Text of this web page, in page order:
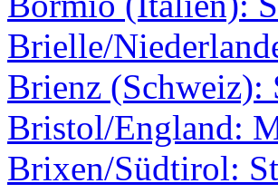
Brielle/
Brienz (Schweiz):
Bristol/England:
Brixen/Südtirol: